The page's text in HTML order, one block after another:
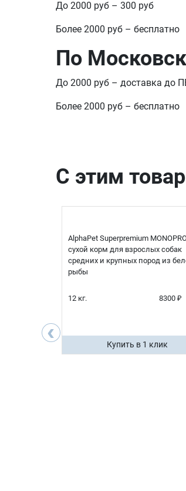
До 2000 руб – 300 руб
Более 2000 руб – бесплатно
По
До 2000 руб – доставка до
Более 2000 руб – бесплатно
С этим
‹
AlphaPet Superpremium
сухой корм для взрослых собак
средних и крупных пород из
рыбы
12 кг. 8300 ₽
Купить в 1 клик